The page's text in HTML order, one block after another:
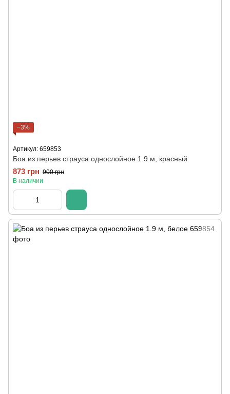
−3%
Артикул: 659853
Боа из перьев страуса однослойное 1.9 м, красный
873 грн 900 грн
В наличии